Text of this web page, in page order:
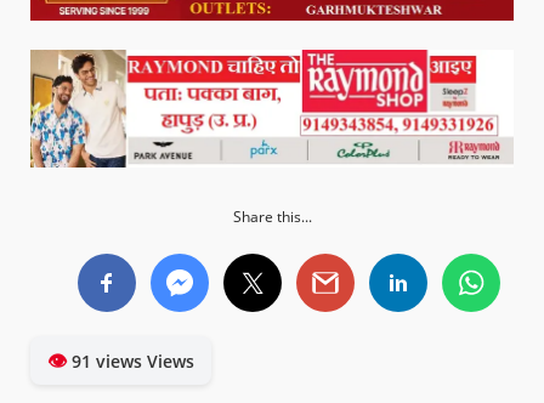
Share this...
👁91 views Views